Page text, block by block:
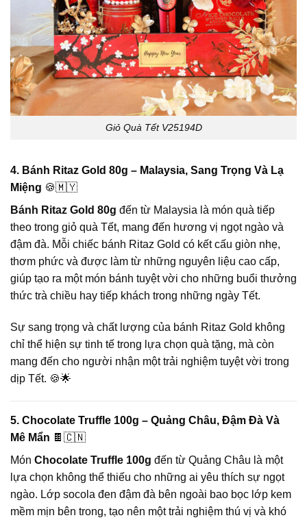
Giỏ Quà Tết V25194D
4. Bánh Ritaz Gold 80g – Malaysia, Sang Trọng Và Lạ
Miệng 🍪🇲🇾
Bánh Ritaz Gold 80g đến từ Malaysia là món quà tiếp
theo trong giỏ quà Tết, mang đến hương vị ngọt ngào và
đậm đà. Mỗi chiếc bánh Ritaz Gold có kết cấu giòn nhẹ,
thơm phức và được làm từ những nguyên liệu cao cấp,
giúp tạo ra một món bánh tuyệt vời cho những buổi thưởng
thức trà chiều hay tiếp khách trong những ngày Tết.
Sự sang trọng và chất lượng của bánh Ritaz Gold không
chỉ thể hiện sự tinh tế trong lựa chọn quà tặng, mà còn
mang đến cho người nhận một trải nghiệm tuyệt vời trong
dịp Tết. 🍪🌟
5. Chocolate Truffle 100g – Quảng Châu, Đậm Đà Và
Mê Mẩn 🍫🇨🇳
Món Chocolate Truffle 100g đến từ Quảng Châu là một
lựa chọn không thể thiếu cho những ai yêu thích sự ngọt
ngào. Lớp socola đen đậm đà bên ngoài bao bọc lớp kem
mềm mịn bên trong, tạo nên một trải nghiệm thú vị và khó